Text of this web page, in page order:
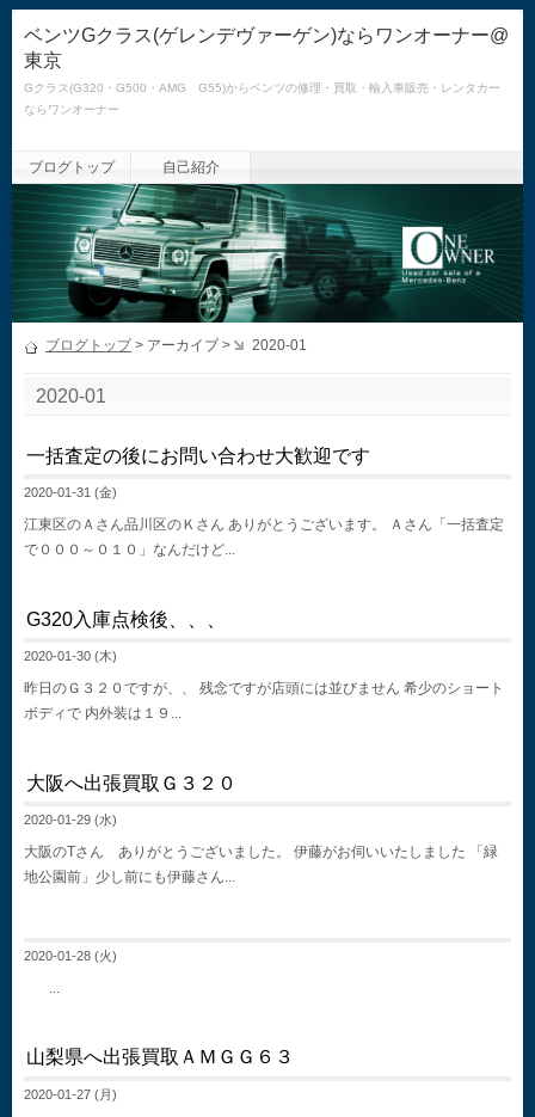
ベンツGクラス(ゲレンデヴァーゲン)ならワンオーナー@
東京
Gクラス(G320・G500・AMG G55)からベンツの修理・買取・輸入車販売・レンタカー
ならワンオーナー
ブログトップ 自己紹介
ブログトップ> アーカイブ > 2020-01
2020-01
一括査定の後にお問い合わせ大歓迎です
2020-01-31 (金)
江東区のＡさん品川区のＫさん ありがとうございます。 Ａさん「一括査定
で０００～０１０」なんだけど...
G320入庫点検後、、、
2020-01-30 (木)
昨日のＧ３２０ですが、、 残念ですが店頭には並びません 希少のショート
ボディで 内外装は１９...
大阪へ出張買取Ｇ３２０
2020-01-29 (水)
大阪のTさん ありがとうございました。 伊藤がお伺いいたしました 「緑
地公園前」少し前にも伊藤さん...
2020-01-28 (火)
...
山梨県へ出張買取ＡＭＧＧ６３
2020-01-27 (月)